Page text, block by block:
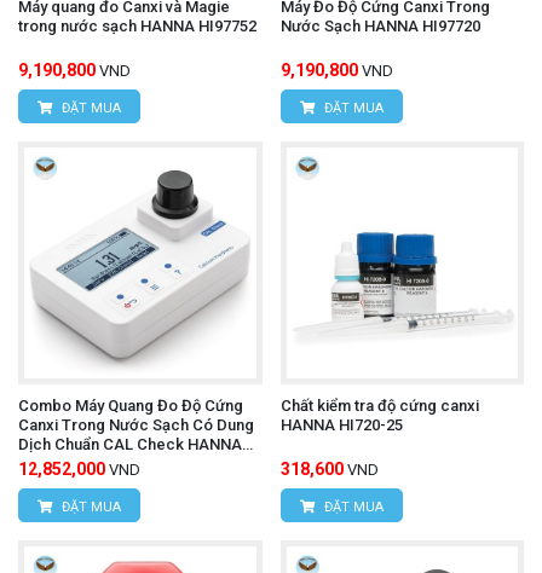
Máy quang đo Canxi và Magie
trong nước sạch HANNA HI97752
9,190,800 VND
ĐẶT MUA
Máy Đo Độ Cứng Canxi Trong
Nước Sạch HANNA HI97720
9,190,800 VND
ĐẶT MUA
Combo Máy Quang Đo Độ Cứng
Canxi Trong Nước Sạch Có Dung
Dịch Chuẩn CAL Check HANNA
HI97720C
12,852,000 VND
ĐẶT MUA
Chất kiểm tra độ cứng canxi
HANNA HI720-25
318,600 VND
ĐẶT MUA